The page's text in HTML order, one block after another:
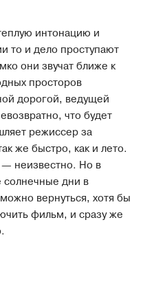
интонацию и
то и дело проступают
они звучат ближе к
просторов
дорогой, ведущей
что будет
режиссер за
же быстро, как и лето.
неизвестно. Но в
солнечные дни в
вернуться, хотя бы
фильм, и сразу же